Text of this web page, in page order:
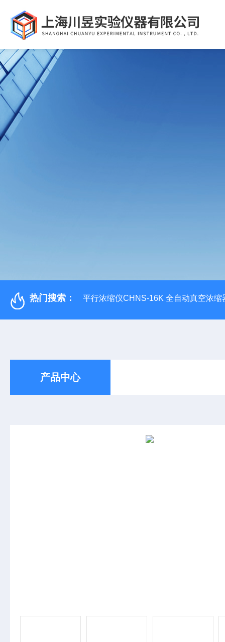
热门搜索： 平行浓缩仪CHNS-16K 全自动真空浓缩
产品中心